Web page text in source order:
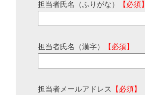
担当者氏名（ふりがな） 【必須】
担当者氏名（漢字） 【必須】
担当者メールアドレス 【必須】